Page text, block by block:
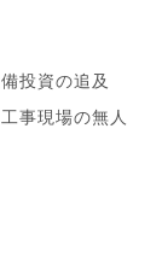
投資の追及
事現場の無人